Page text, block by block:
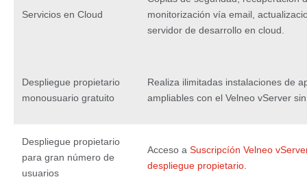
Servicios en Cloud
monitorización vía email,
servidor de desarrollo en cloud.
Despliegue propietario
monousuario gratuito
Realiza ilimitadas instalaciones de
ampliables con el Velneo vServer
Despliegue propietario
para gran número de
usuarios
Acceso a Suscripcíón Velneo
despliegue propietario.